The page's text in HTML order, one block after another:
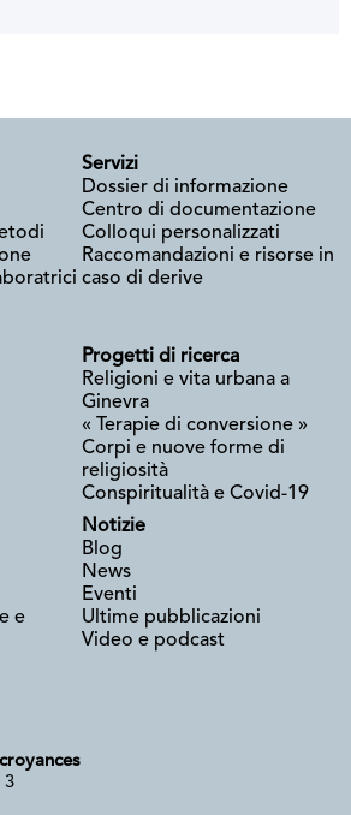
Servizi
Dossier di informazione
Centro di documentazione
Colloqui personalizzati
Raccomandazioni e risorse in
caso di derive
Progetti di ricerca
Religioni e vita urbana a
Ginevra
« Terapie di conversione »
Corpi e nuove forme di
religiosità
Conspiritualità e Covid-19
e
Notizie
Blog
News
Eventi
Ultime pubblicazioni
Video e podcast
3